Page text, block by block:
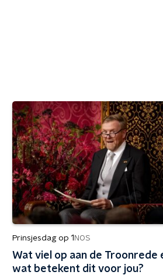
Prinsjesdag op 1 NOS
Wat viel op aan de Troonrede
wat betekent dit voor jou?